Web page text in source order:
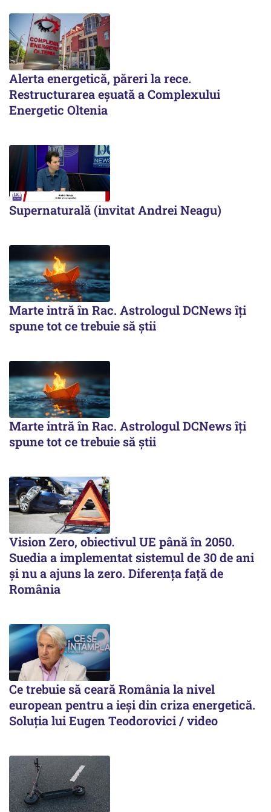
Alerta energetică, păreri la rece.
Restructurarea eșuată a Complexului
Energetic Oltenia
Supernaturală (invitat Andrei Neagu)
Marte intră în Rac. Astrologul DCNews îți
spune tot ce trebuie să știi
Marte intră în Rac. Astrologul DCNews îți
spune tot ce trebuie să știi
Vision Zero, obiectivul UE până în 2050.
Suedia a implementat sistemul de 30 de ani
şi nu a ajuns la zero. Diferenţa faţă de
România
Ce trebuie să ceară România la nivel
european pentru a ieși din criza energetică.
Soluția lui Eugen Teodorovici / video